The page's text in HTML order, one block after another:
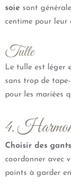
soie sont
centime pour leur
Tulle
Le tulle est léger
sans trop de
pour les mariées
4.
Choisir des gants
coordonner avec
points à garder